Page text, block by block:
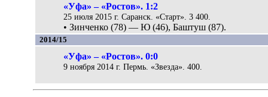
«Уфа» – «Ростов». 1:2
25 июля 2015 г. Саранск. «Старт». 3 400.
• Зинченко (78) — Ю (46), Баштуш (87).
2014/15
«Уфа» – «Ростов». 0:0
9 ноября 2014 г. Пермь. «Звезда». 400.